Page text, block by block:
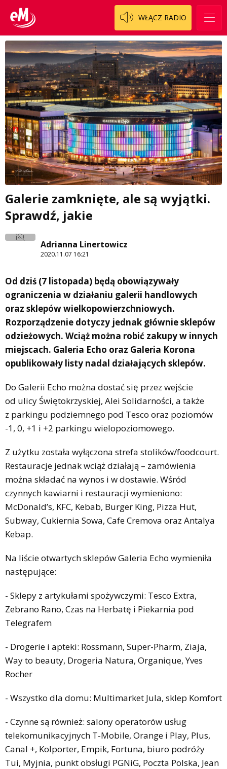
WŁĄCZ RADIO
Galerie zamknięte, ale są wyjątki.
Sprawdź, jakie
Adrianna Linertowicz
2020.11.07 16:21
Od dziś (7 listopada) będą obowiązywały
ograniczenia w działaniu galerii handlowych
oraz sklepów wielkopowierzchniowych.
Rozporządzenie dotyczy jednak głównie sklepów
odzieżowych. Wciąż można robić zakupy w innych
miejscach. Galeria Echo oraz Galeria Korona
opublikowały listy nadal działających sklepów.
Do Galerii Echo można dostać się przez wejście
od ulicy Świętokrzyskiej, Alei Solidarności, a także
z parkingu podziemnego pod Tesco oraz poziomów
-1, 0, +1 i +2 parkingu wielopoziomowego.
Z użytku została wyłączona strefa stolików/foodcourt.
Restauracje jednak wciąż działają – zamówienia
można składać na wynos i w dostawie. Wśród
czynnych kawiarni i restauracji wymieniono:
McDonald’s, KFC, Kebab, Burger King, Pizza Hut,
Subway, Cukiernia Sowa, Cafe Cremova oraz Antalya
Kebap.
Na liście otwartych sklepów Galeria Echo wymieniła
następujące:
- Sklepy z artykułami spożywczymi: Tesco Extra,
Zebrano Rano, Czas na Herbatę i Piekarnia pod
Telegrafem
- Drogerie i apteki: Rossmann, Super-Pharm, Ziaja,
Way to beauty, Drogeria Natura, Organique, Yves
Rocher
- Wszystko dla domu: Multimarket Jula, sklep Komfort
- Czynne są również: salony operatorów usług
telekomunikacyjnych T-Mobile, Orange i Play, Plus,
Canal +, Kolporter, Empik, Fortuna, biuro podróży
Tui, Myjnia, punkt obsługi PGNiG, Poczta Polska, Jean